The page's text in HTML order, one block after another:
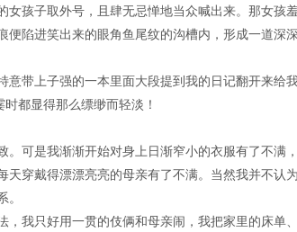
孩子取外号，且肆无忌惮地当众喊出来。那女孩
陷进笑出来的眼角鱼尾纹的沟槽内，形成一道深深
带上子强的一本里面大段提到我的日记翻开来给
都显得那么缥缈而轻淡！
可是我渐渐开始对身上日渐窄小的衣服有了不满
穿戴得漂漂亮亮的母亲有了不满。当然我并不认
我只好用一贯的伎俩和母亲闹，我把家里的床单